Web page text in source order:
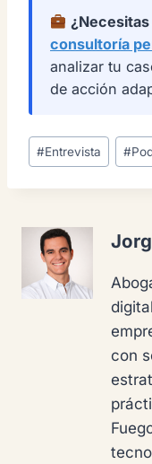
consultoría
analizar tu
de acción
Etiquetas
de
la
#Entrevista #
con